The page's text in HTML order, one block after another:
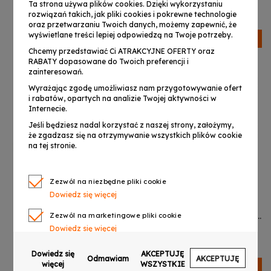
audio 2x ogranicznik
nachylenie 5° do 13,5 kg
zestaw 2 szt.
99,99 zł
stalowy czarny półka na
akcesoria 3 separatory
2 uchwyty boczne z
grawitacyjną blokadą
ramion 120 cm do 60 kg
zestaw
199,99 zł
Dostępny
statyw gitarowy stojak
na gitarę regulowany
uchwyt widełkowy z
grawitacyjną blokadą
89,99 zł
Dostępny
uchwyt ścienny na gitarę
blokada ramion do 10 kg
Dostępny
Ta strona używa plików cookies. Dzięki wykorzystaniu
rozwiązań takich, jak pliki cookies i pokrewne technologie
oraz przetwarzaniu Twoich danych, możemy zapewnić, że
wyświetlane treści lepiej odpowiedzą na Twoje potrzeby.
Chcemy przedstawiać Ci ATRAKCYJNE OFERTY oraz
RABATY dopasowane do Twoich preferencji i
zainteresowań.
Wyrażając zgodę umożliwiasz nam przygotowywanie ofert
i rabatów, opartych na analizie Twojej aktywności w
Internecie.
Jeśli będziesz nadal korzystać z naszej strony, założymy,
że zgadzasz się na otrzymywanie wszystkich plików cookie
na tej stronie.
Zezwól na niezbędne pliki cookie
Dowiedz się więcej
Zezwól na marketingowe pliki cookie
Dowiedz się więcej
Zezwól na pliki cookie dotyczące preferencji
Dowiedz się więcej
Dowiedz się
więcej
Odmawiam
AKCEPTUJĘ
WSZYSTKIE
AKCEPTUJĘ